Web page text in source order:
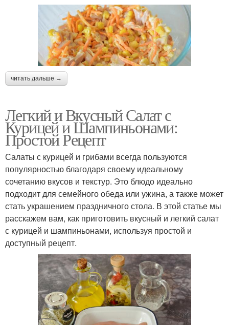
читать дальше →
Легкий и Вкусный Салат с
Курицей и Шампиньонами:
Простой Рецепт
Салаты с курицей и грибами всегда пользуются
популярностью благодаря своему идеальному
сочетанию вкусов и текстур. Это блюдо идеально
подходит для семейного обеда или ужина, а также может
стать украшением праздничного стола. В этой статье мы
расскажем вам, как приготовить вкусный и легкий салат
с курицей и шампиньонами, используя простой и
доступный рецепт.